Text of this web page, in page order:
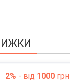
2% - від 1000грн